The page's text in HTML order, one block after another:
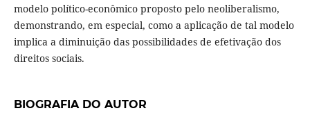
modelo político-econômico proposto pelo neoliberalismo,
demonstrando, em especial, como a aplicação de tal modelo
implica a diminuição das possibilidades de efetivação dos
direitos sociais.
BIOGRAFIA DO AUTOR